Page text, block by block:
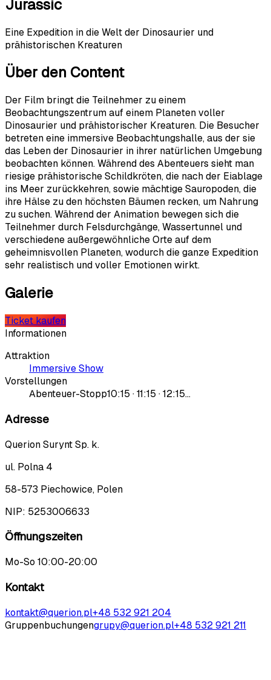
Jurassic
Eine Expedition in die Welt der Dinosaurier und
prähistorischen Kreaturen
Über den Content
Der Film bringt die Teilnehmer zu einem
Beobachtungszentrum auf einem Planeten voller
Dinosaurier und prähistorischer Kreaturen. Die Besucher
betreten eine immersive Beobachtungshalle, aus der sie
das Leben der Dinosaurier in ihrer natürlichen Umgebung
beobachten können. Während des Abenteuers sieht man
riesige prähistorische Schildkröten, die nach der Eiablage
ins Meer zurückkehren, sowie mächtige Sauropoden, die
ihre Hälse zu den höchsten Bäumen recken, um Nahrung
zu suchen. Während der Animation bewegen sich die
Teilnehmer durch Felsdurchgänge, Wassertunnel und
verschiedene außergewöhnliche Orte auf dem
geheimnisvollen Planeten, wodurch die ganze Expedition
sehr realistisch und voller Emotionen wirkt.
Galerie
Ticket kaufen
Informationen
Attraktion
Immersive Show
Vorstellungen
Abenteuer-Stopp10:15 · 11:15 · 12:15…
Adresse
Querion Surynt Sp. k.
ul. Polna 4
58-573 Piechowice, Polen
NIP: 5253006633
Öffnungszeiten
Mo-So 10:00-20:00
Kontakt
kontakt@querion.pl+48 532 921 204
Gruppenbuchungengrupy@querion.pl+48 532 921 211